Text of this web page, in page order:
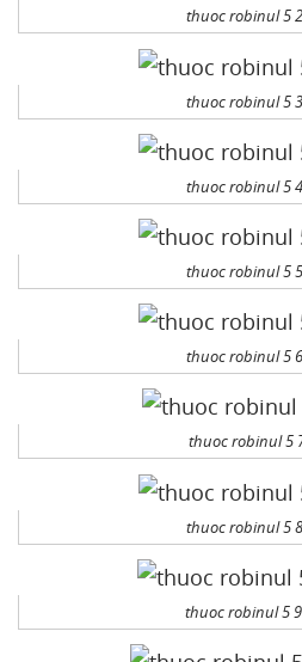
thuoc robinul 5
thuoc robinul 5
thuoc robinul 5
thuoc robinul 5
thuoc robinul 5
thuoc robinul 5
thuoc robinul 5
thuoc robinul 5